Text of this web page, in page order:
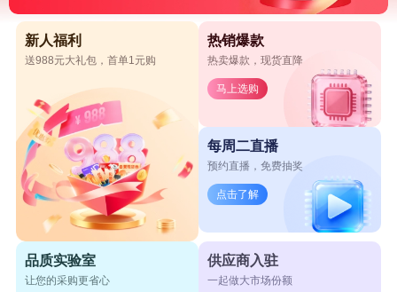
新人福利
送988元大礼包，首单1元购
热销爆款
热卖爆款，现货直降
马上选购
每周二直播
预约直播，免费抽奖
点击了解
品质实验室
让您的采购更省心
供应商入驻
一起做大市场份额